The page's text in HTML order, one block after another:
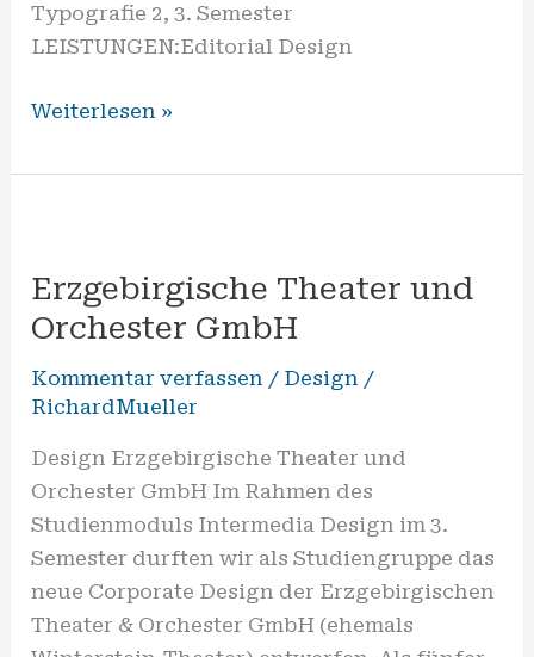
Typografie 2, 3. Semester
LEISTUNGEN:Editorial Design
Weiterlesen »
Erzgebirgische Theater und
Orchester GmbH
Kommentar verfassen / Design /
RichardMueller
Design Erzgebirgische Theater und
Orchester GmbH Im Rahmen des
Studienmoduls Intermedia Design im 3.
Semester durften wir als Studiengruppe das
neue Corporate Design der Erzgebirgischen
Theater & Orchester GmbH (ehemals
und
Orchester